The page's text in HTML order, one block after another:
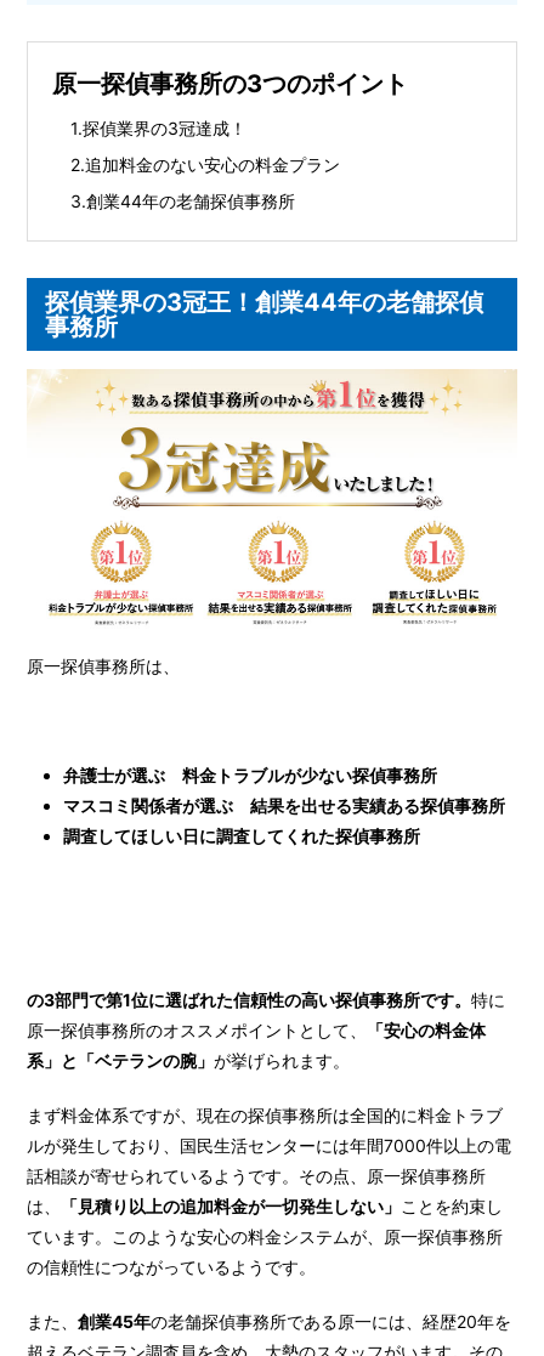
原一探偵事務所の3つのポイント
探偵業界の3冠達成！
追加料金のない安心の料金プラン
創業44年の老舗探偵事務所
探偵業界の3冠王！創業44年の老舗探偵
事務所
原一探偵事務所は、
弁護士が選ぶ 料金トラブルが少ない探偵事務所
マスコミ関係者が選ぶ 結果を出せる実績ある探偵事務所
調査してほしい日に調査してくれた探偵事務所
の3部門で第1位に選ばれた信頼性の高い探偵事務所です。特に
原一探偵事務所のオススメポイントとして、
「安心の料金体
系」と「ベテランの腕」が挙げられます。
まず料金体系ですが、現在の探偵事務所は全国的に料金トラブ
ルが発生しており、国民生活センターには年間7000件以上の電
話相談が寄せられているようです。その点、原一探偵事務所
は、
「見積り以上の追加料金が一切発生しない」 ことを約束し
ています。このような安心の料金システムが、原一探偵事務所
の信頼性につながっているようです。
また、創業45年の老舗探偵事務所である原一には、経歴20年を
超えるベテラン調査員を含め、大勢のスタッフがいます。その